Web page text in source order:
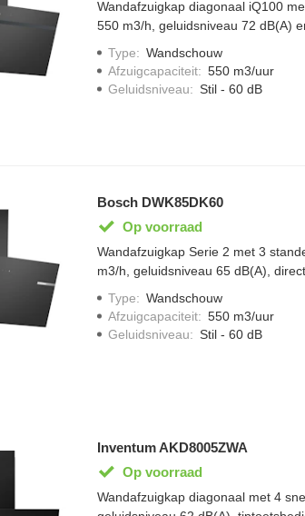
Wandafzuigkap diagonaal iQ100
550 m3/h, geluidsniveau 72 dB(A)
Type: Wandschouw
Afzuigcapaciteit: 550 m3/uur
Geluidsniveau: Stil - 60 dB
Bosch DWK85DK60
Op voorraad
Wandafzuigkap Serie 2 met 3
m3/h, geluidsniveau 65 dB(A),
Type: Wandschouw
Afzuigcapaciteit: 550 m3/uur
Geluidsniveau: Stil - 60 dB
Inventum AKD8005ZWA
Op voorraad
Wandafzuigkap diagonaal met 4